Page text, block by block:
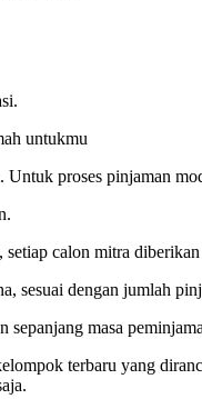
untukmu
proses pinjaman
calon mitra
sesuai dengan jumlah
masa
terbaru yang